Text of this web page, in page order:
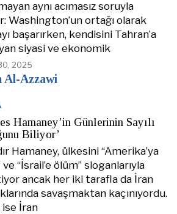
aynı acımasız soruyla
Washington’un ortağı olarak
başarırken, kendisini Tahran’a
siyasi ve ekonomik
2025
Al-Azzawi
Hamaney’in Günlerinin Sayılı
Biliyor’
Hamaney, ülkesini “Amerika’ya
ve “İsrail’e ölüm” sloganlarıyla
ancak her iki tarafla da İran
savaşmaktan kaçınıyordu.
ise İran